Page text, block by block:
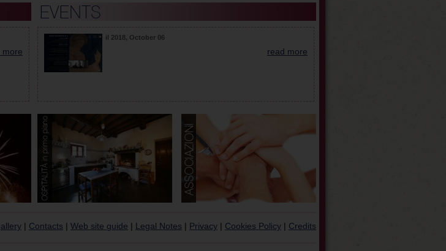
more
il 2018, October 06
read more
Contacts Web site guide Legal Notes Privacy Cookies Policy Credits